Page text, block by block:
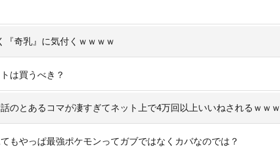
『奇乳』に気付くｗｗｗｗ
は買うべき？
のとあるコマが凄すぎてネット上で4万回以上いいねされるｗｗｗ
もやっぱ最強ポケモンってガブではなくカバなのでは？